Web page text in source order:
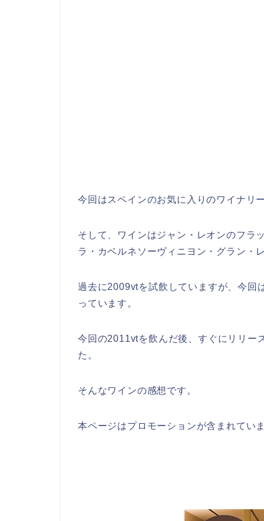
今回はスペインのお気に入りのワイナリ
そして、ワインはジャン・レオンのフラ
ラ・カベルネソーヴィニヨン・グラン・
過去に2009vtを試飲していますが、今回
っています。
今回の2011vtを飲んだ後、すぐにリリー
た。
そんなワインの感想です。
本ページはプロモーションが含まれてい